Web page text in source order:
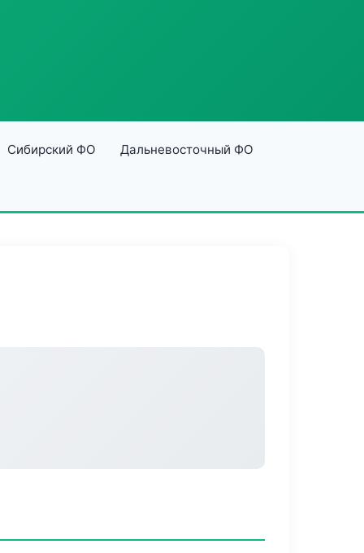
Сибирский ФО Дальневосточный ФО